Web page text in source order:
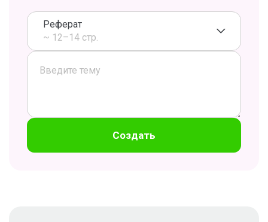
Реферат
~ 12–14 стр.
Создать